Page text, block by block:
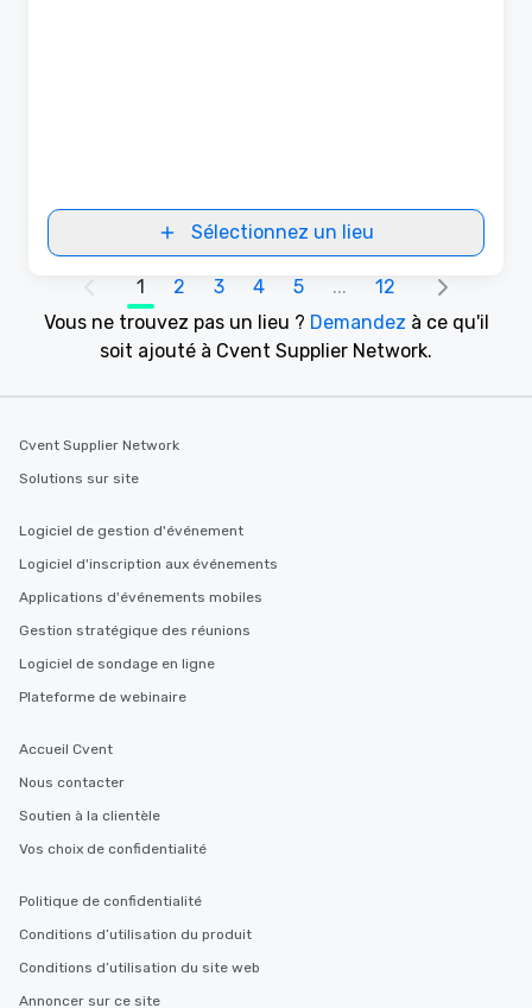
Sélectionnez un lieu
1 2 3 4 5 ...
12
Vous ne trouvez pas un lieu ? Demandez à ce qu'il
soit ajouté à Cvent Supplier Network.
Cvent Supplier Network
Solutions sur site
Logiciel de gestion d'événement
Logiciel d'inscription aux événements
Applications d'événements mobiles
Gestion stratégique des réunions
Logiciel de sondage en ligne
Plateforme de webinaire
Accueil Cvent
Nous contacter
Soutien à la clientèle
Vos choix de confidentialité
Politique de confidentialité
Conditions d’utilisation du produit
Conditions d’utilisation du site web
Annoncer sur ce site